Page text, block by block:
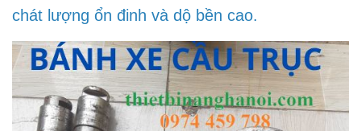
chát lượng ổn đinh và dộ bền cao.